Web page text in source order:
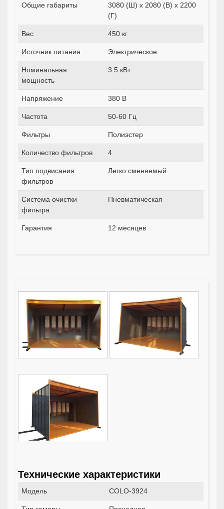
Общие габариты
3080 (Ш) x 2080 (В) x 2200
(Г)
Вес 450 кг
Источник питания Электрическое
Номинальная
мощность
3.5 кВт
Напряжение 380 В
Частота 50-60 Гц
Фильтры Полиэстер
Количество фильтров 4
Тип подвисания
фильтров
Легко сменяемый
Система очистки
фильтра
Пневматическая
Гарантия 12 месяцев
Технические характеристики
Модель COLO-3924